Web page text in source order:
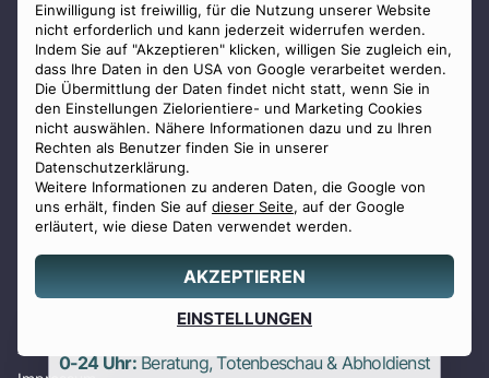
Einwilligung ist freiwillig, für die Nutzung unserer Website
nicht erforderlich und kann jederzeit widerrufen werden.
Indem Sie auf "Akzeptieren" klicken, willigen Sie zugleich ein,
dass Ihre Daten in den USA von Google verarbeitet werden.
Die Übermittlung der Daten findet nicht statt, wenn Sie in
den Einstellungen Zielorientiere- und Marketing Cookies
nicht auswählen. Nähere Informationen dazu und zu Ihren
Rechten als Benutzer finden Sie in unserer
Datenschutzerklärung.
Weitere Informationen zu anderen Daten, die Google von
uns erhält, finden Sie auf dieser Seite, auf der Google
erläutert, wie diese Daten verwendet werden.
AKZEPTIEREN
EINSTELLUNGEN
0800 88 44 04
erstellen
0-24 Uhr:Beratung, Totenbeschau & Abholdienst
Bestattung München
Bestattung Linz
Bestattung planen
Benu BoX
Vorsorge
Günstige Feuerbestattungen
Kundenbewertungen
Traueranzeigen
Bestattungsratgeber
AGB